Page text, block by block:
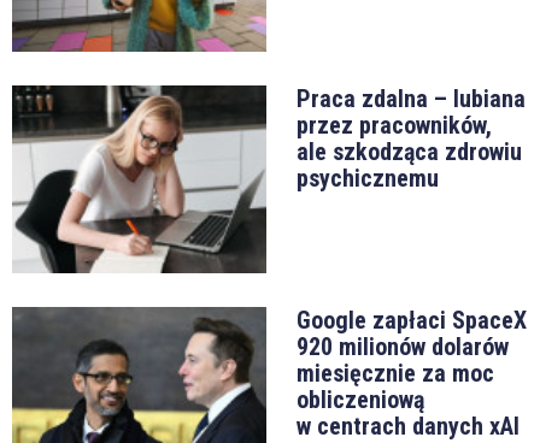
Praca zdalna – lubiana
przez pracowników,
ale szkodząca zdrowiu
psychicznemu
Google zapłaci SpaceX
920 milionów dolarów
miesięcznie za moc
obliczeniową
w centrach danych xAI